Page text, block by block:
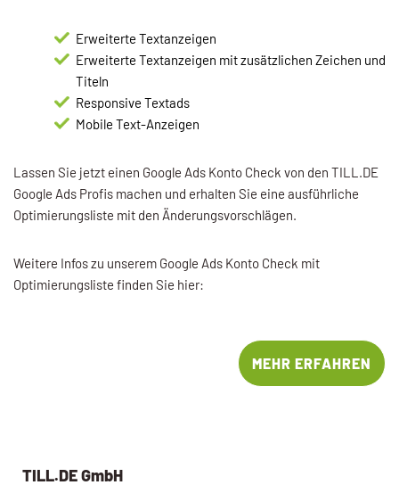
Erweiterte Textanzeigen
Erweiterte Textanzeigen mit zusätzlichen Zeichen und
Titeln
Responsive Textads
Mobile Text-Anzeigen
Lassen Sie jetzt einen Google Ads Konto Check von den TILL.DE
Google Ads Profis machen und erhalten Sie eine ausführliche
Optimierungsliste mit den Änderungsvorschlägen.
Weitere Infos zu unserem Google Ads Konto Check mit
Optimierungsliste finden Sie hier:
MEHR ERFAHREN
TILL.DE GmbH